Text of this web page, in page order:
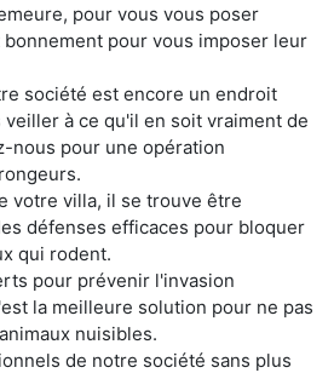
pour vous vous poser
pour vous imposer leur
société est encore un endroit
veiller à ce qu'il en soit vraiment de
nous pour une opération
votre villa, il se trouve être
défenses efficaces pour bloquer
qui rodent.
pour prévenir l'invasion
la meilleure solution pour ne pas
nuisibles.
de notre société sans plus